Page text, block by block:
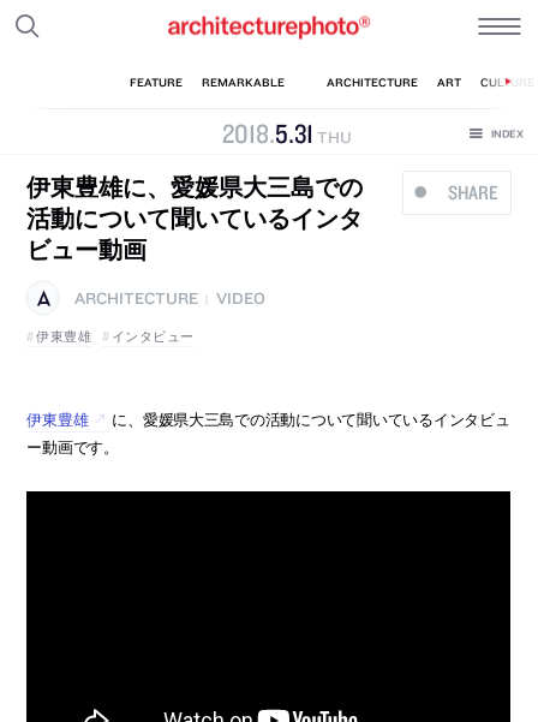
2018.5.31 THU
SHARE
伊東豊雄に、愛媛県大三島での
活動について聞いているインタ
ビュー動画
ARCHITECTURE
VIDEO
伊東豊雄
インタビュー
伊東豊雄
に、愛媛県大三島での活動について聞いているインタビュ
ー動画です。